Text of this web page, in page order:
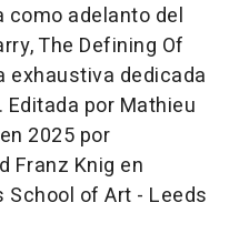
como adelanto del
The Defining Of
exhaustiva dedicada
por Mathieu
2025 por
Franz Knig en
of Art - Leeds